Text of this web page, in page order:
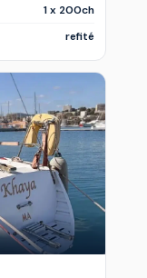
1 x 200ch
refité